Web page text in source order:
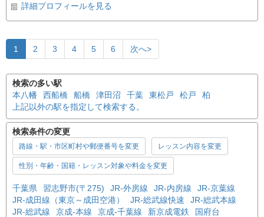
詳細プロフィールを見る
1 2 3 4 5 6 次へ>
検索の多い駅
本八幡
西船橋 船橋 津田沼 千葉 東松戸 松戸
柏
上記以外の駅を指定して検索する。
検索条件の変更
路線・駅・市区町村や郵便番号を変更 レッスン内容を変更
性別・年齢・国籍・レッスン対象や料金を変更
千葉県 習志野市(〒275) JR-外房線 JR-内房線
JR-京葉線
JR-成田線（東京～成田空港）
JR-総武線快速
JR-総武本線
JR-総武線
京成-本線 京成-千葉線 新京成電鉄
国府台